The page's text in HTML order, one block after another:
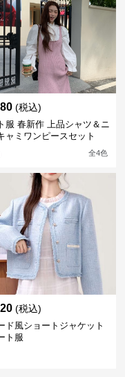
(税込)
服 春新作 上品シャツ＆ニ
ャミワンピースセット
全4色
(税込)
ド風ショートジャケット
ト服